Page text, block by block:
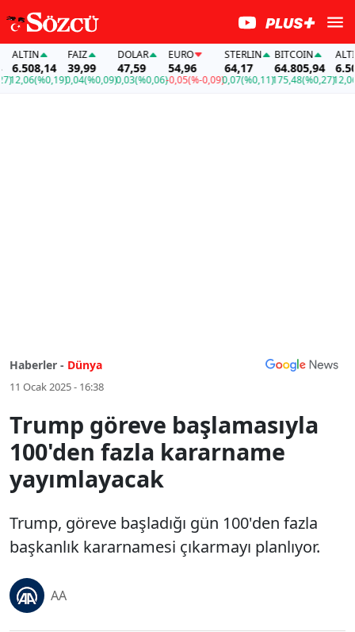
ALTIN
6.508,14
(%0,19)
FAİZ
39,99
0,04(%0,09)
DOLAR
47,59
0,03(%0,06)
EURO
54,96
-0,05(%-0,09)
STERLIN
64,17
0,07(%0,11)
BITCOIN
64.805,94
175,48(%0,27)
ALTIN
12,06
Haberler - Dünya
11 Ocak 2025 - 16:38
Trump göreve başlamasıyla
100'den fazla kararname
yayımlayacak
Trump, göreve başladığı gün 100'den fazla
başkanlık kararnamesi çıkarmayı planlıyor.
AA